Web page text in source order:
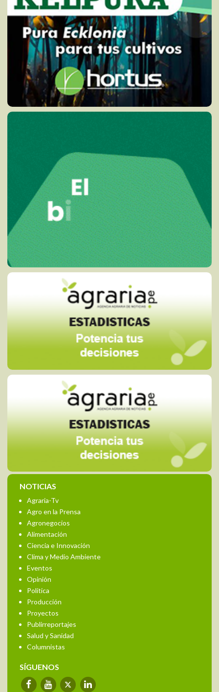
NOTICIAS
Agraria-Tv
Agro en la Prensa
Agronegocios
Alimentación
Ciencia e Innovación
Clima y Medio Ambiente
Eventos
Opinión
Política
Producción
Proyectos
Publirreportajes
Salud y Sanidad
Columnistas
SÍGUENOS